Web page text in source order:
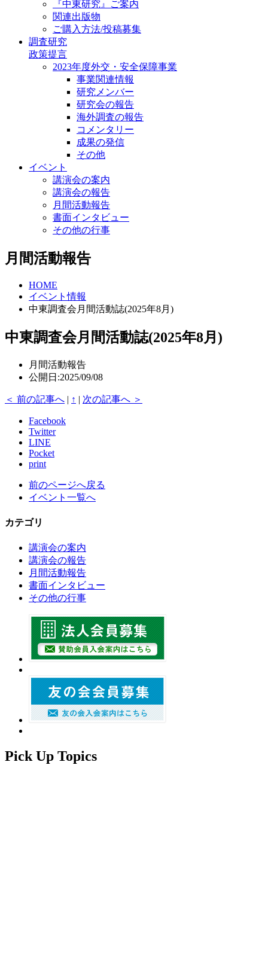
『中東研究』ご案内
関連出版物
ご購入方法/投稿募集
調査研究
政策提言
2023年度外交・安全保障事業
事業関連情報
研究メンバー
研究会の報告
海外調査の報告
コメンタリー
成果の発信
その他
イベント
講演会の案内
講演会の報告
月間活動報告
書面インタビュー
その他の行事
月間活動報告
HOME
イベント情報
中東調査会月間活動誌(2025年8月)
中東調査会月間活動誌(2025年8月)
月間活動報告
公開日:2025/09/08
＜ 前の記事へ | ↑ | 次の記事へ ＞
Facebook
Twitter
LINE
Pocket
print
前のページへ戻る
イベント一覧へ
カテゴリ
講演会の案内
講演会の報告
月間活動報告
書面インタビュー
その他の行事
Pick Up Topics